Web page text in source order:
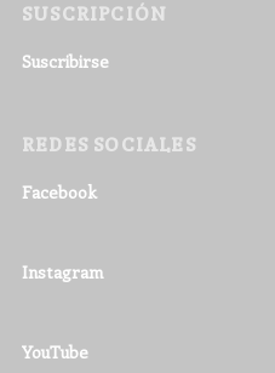
SUSCRIPCIÓN
Suscribirse
REDES SOCIALES
Facebook
Instagram
YouTube